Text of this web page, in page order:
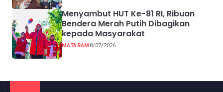
Menyambut HUT Ke-81 RI, Ribuan
Bendera Merah Putih Dibagikan
kepada Masyarakat
MATARAM 8/07/2026